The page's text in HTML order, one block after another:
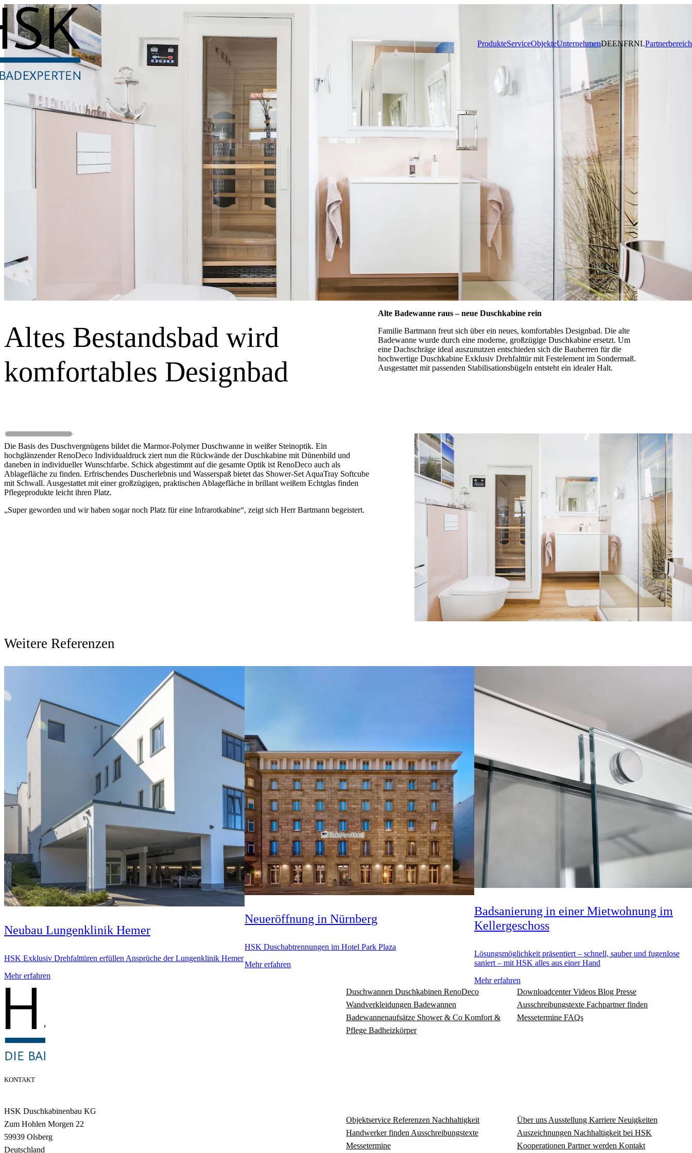
ProdukteServiceObjekteUnternehmenDEENFRNLPartnerbereich
Altes Bestandsbad wird
komfortables Designbad
Alte Badewanne raus – neue Duschkabine rein
Familie Bartmann freut sich über ein neues, komfortables Designbad. Die alte
Badewanne wurde durch eine moderne, großzügige Duschkabine ersetzt. Um
eine Dachschräge ideal auszunutzen entschieden sich die Bauherren für die
hochwertige Duschkabine Exklusiv Drehfalttür mit Festelement im Sondermaß.
Ausgestattet mit passenden Stabilisationsbügeln entsteht ein idealer Halt.
Die Basis des Duschvergnügens bildet die Marmor-Polymer Duschwanne in weißer Steinoptik. Ein
hochglänzender RenoDeco Individualdruck ziert nun die Rückwände der Duschkabine mit Dünenbild und
daneben in individueller Wunschfarbe. Schick abgestimmt auf die gesamte Optik ist RenoDeco auch als
Ablagefläche zu finden. Erfrischendes Duscherlebnis und Wasserspaß bietet das Shower-Set AquaTray Softcube
mit Schwall. Ausgestattet mit einer großzügigen, praktischen Ablagefläche in brillant weißem Echtglas finden
Pflegeprodukte leicht ihren Platz.
„Super geworden und wir haben sogar noch Platz für eine Infrarotkabine“, zeigt sich Herr Bartmann begeistert.
Weitere Referenzen
Neubau Lungenklinik Hemer
HSK Exklusiv Drehfalttüren erfüllen Ansprüche der Lungenklinik Hemer
Mehr erfahren
Neueröffnung in Nürnberg
HSK Duschabtrennungen im Hotel Park Plaza
Mehr erfahren
Badsanierung in einer Mietwohnung im
Kellergeschoss
Lösungsmöglichkeit präsentiert – schnell, sauber und fugenlose
saniert – mit HSK alles aus einer Hand
Mehr erfahren
KONTAKT
HSK Duschkabinenbau KG
Zum Hohlen Morgen 22
59939 Olsberg
Deutschland
Duschwannen Duschkabinen RenoDeco
Wandverkleidungen Badewannen
Badewannenaufsätze Shower & Co Komfort &
Pflege Badheizkörper
Download­centerVideos Blog Presse
Ausschreibungstexte Fachpartner finden
Messetermine FAQs
Objektservice Referenzen Nachhaltigkeit
Handwerker finden Ausschreibungstexte
Messetermine
Über uns Ausstellung Karriere Neuigkeiten
Auszeichnungen Nachhaltigkeit bei HSK
Kooperationen Partner werden Kontakt